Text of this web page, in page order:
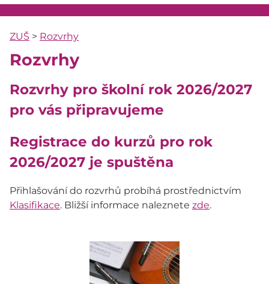
ZUŠ > Rozvrhy
Rozvrhy
Rozvrhy pro školní rok 2026/2027
pro vás připravujeme
Registrace do kurzů pro rok
2026/2027 je spuštěna
Přihlašování do rozvrhů probíhá prostřednictvím
Klasifikace. Bližší informace naleznete zde.